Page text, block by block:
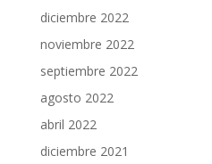
diciembre 2022
noviembre 2022
septiembre 2022
agosto 2022
abril 2022
diciembre 2021